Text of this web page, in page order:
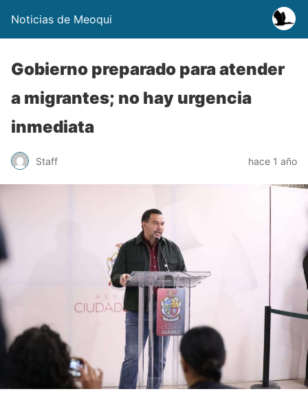
Noticias de Meoqui
Gobierno preparado para atender
a migrantes; no hay urgencia
inmediata
Staff hace 1 año